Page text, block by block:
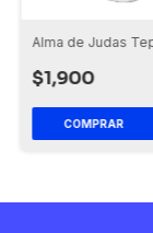
Alma de Judas
$1,900
COMPRAR